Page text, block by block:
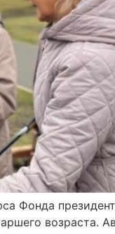
Фонда
возраста.